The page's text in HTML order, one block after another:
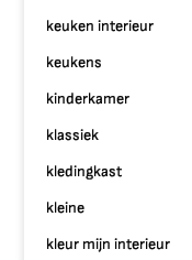
keuken interieur
keukens
kinderkamer
klassiek
kledingkast
kleine
kleur mijn interieur